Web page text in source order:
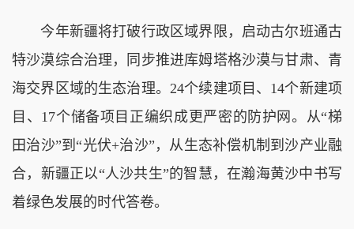
今年新疆将打破行政区域界限，启动古尔班通古
特沙漠综合治理，同步推进库姆塔格沙漠与甘肃、青
海交界区域的生态治理。24个续建项目、14个新建项
目、17个储备项目正编织成更严密的防护网。从“梯
田治沙”到“光伏+治沙”，从生态补偿机制到沙产业融
合，新疆正以“人沙共生”的智慧，在瀚海黄沙中书写
着绿色发展的时代答卷。